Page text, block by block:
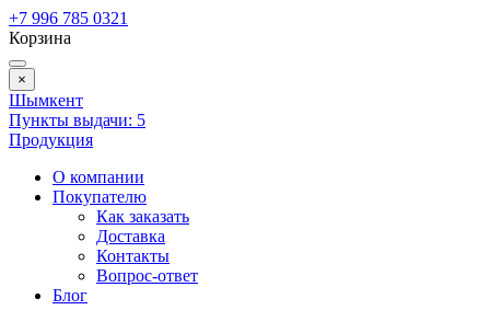
+7 996 785 0321
Корзина
×
Шымкент
Пункты выдачи: 5
Продукция
О компании
Покупателю
Как заказать
Доставка
Контакты
Вопрос-ответ
Блог